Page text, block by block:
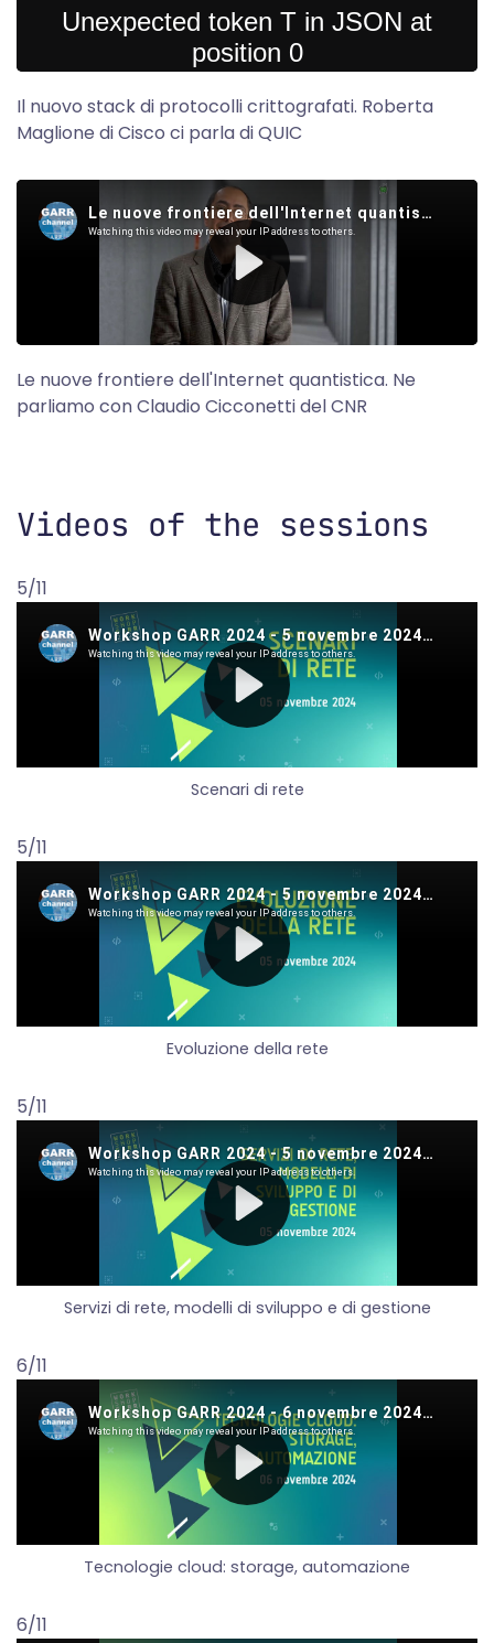
Il nuovo stack di protocolli crittografati. Roberta
Maglione di Cisco ci parla di QUIC
Le nuove frontiere dell'Internet quantistica. Ne
parliamo con Claudio Cicconetti del CNR
Videos of the sessions
5/11
Scenari di rete
5/11
Evoluzione della rete
5/11
Servizi di rete, modelli di sviluppo e di gestione
6/11
Tecnologie cloud: storage, automazione
6/11